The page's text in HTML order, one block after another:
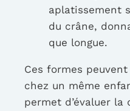
aplatissement
du crâne,
que longue.
Ces formes
chez un même
permet d’évaluer